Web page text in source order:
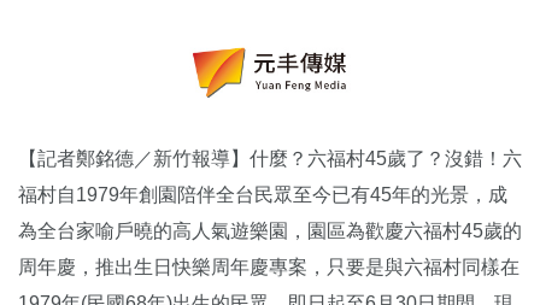
【記者鄭銘德／新竹報導】什麼？六福村45歲了？沒錯！六
福村自1979年創園陪伴全台民眾至今已有45年的光景，成
為全台家喻戶曉的高人氣遊樂園，園區為歡慶六福村45歲的
周年慶，推出生日快樂周年慶專案，只要是與六福村同樣在